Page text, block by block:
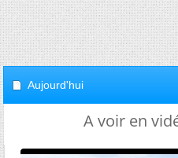
Aujourd'hui
A voir en